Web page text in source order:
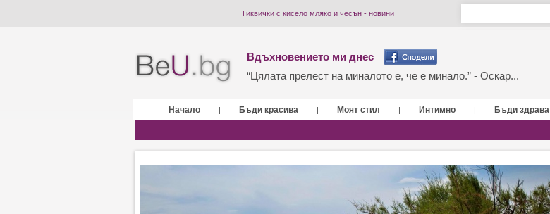
Тиквички с кисело мляко и чесън - новини
Вдъхновението ми днес
“Цялата прелест на миналото е, че е минало.” - Оскар...
Начало | Бъди красива | Моят стил | Интимно | Бъди здрава